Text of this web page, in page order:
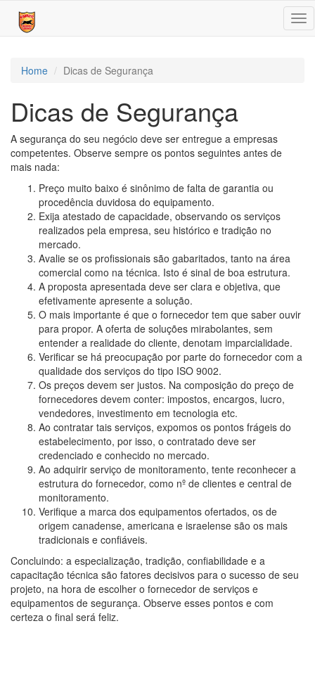
Home Dicas de Segurança
Dicas de Segurança
A segurança do seu negócio deve ser entregue a empresas
competentes. Observe sempre os pontos seguintes antes de
mais nada:
Preço muito baixo é sinônimo de falta de garantia ou
procedência duvidosa do equipamento.
Exija atestado de capacidade, observando os serviços
realizados pela empresa, seu histórico e tradição no
mercado.
Avalie se os profissionais são gabaritados, tanto na área
comercial como na técnica. Isto é sinal de boa estrutura.
A proposta apresentada deve ser clara e objetiva, que
efetivamente apresente a solução.
O mais importante é que o fornecedor tem que saber ouvir
para propor. A oferta de soluções mirabolantes, sem
entender a realidade do cliente, denotam imparcialidade.
Verificar se há preocupação por parte do fornecedor com a
qualidade dos serviços do tipo ISO 9002.
Os preços devem ser justos. Na composição do preço de
fornecedores devem conter: impostos, encargos, lucro,
vendedores, investimento em tecnologia etc.
Ao contratar tais serviços, expomos os pontos frágeis do
estabelecimento, por isso, o contratado deve ser
credenciado e conhecido no mercado.
Ao adquirir serviço de monitoramento, tente reconhecer a
estrutura do fornecedor, como nº de clientes e central de
monitoramento.
Verifique a marca dos equipamentos ofertados, os de
origem canadense, americana e israelense são os mais
tradicionais e confiáveis.
Concluindo: a especialização, tradição, confiabilidade e a
capacitação técnica são fatores decisivos para o sucesso de seu
projeto, na hora de escolher o fornecedor de serviços e
equipamentos de segurança. Observe esses pontos e com
certeza o final será feliz.